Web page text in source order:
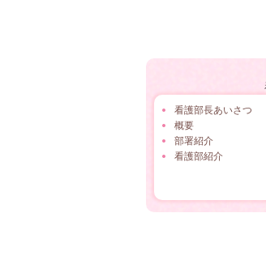
看護部長あいさつ
概要
部署紹介
看護部紹介